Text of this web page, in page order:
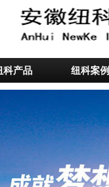
科产品 纽科案例